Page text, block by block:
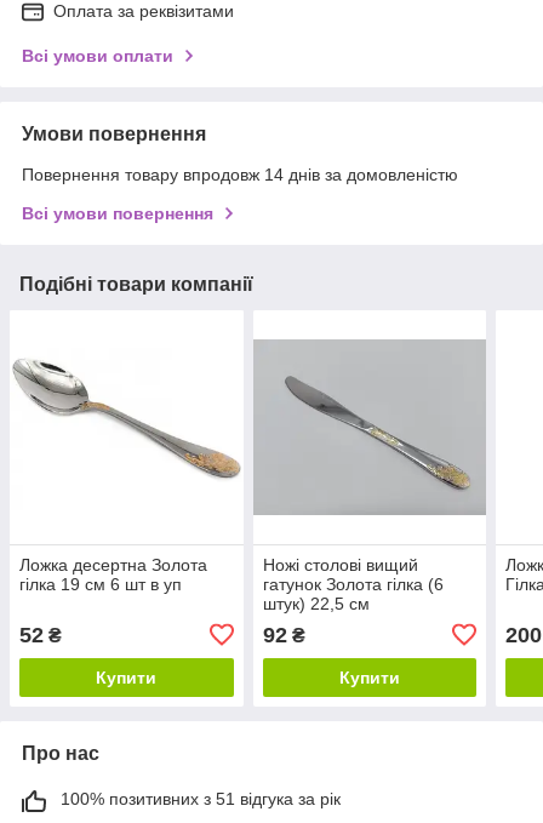
Оплата за реквізитами
Всі умови оплати
Умови повернення
Повернення товару впродовж 14 днів за домовленістю
Всі умови повернення
Подібні товари компанії
Ложка десертна Золота
гілка 19 см 6 шт в уп
52 ₴
Купити
Ножі столові вищий
гатунок Золота гілка (6
штук) 22,5 см
92₴
Купити
200
Про нас
100% позитивних з 51 відгука за рік